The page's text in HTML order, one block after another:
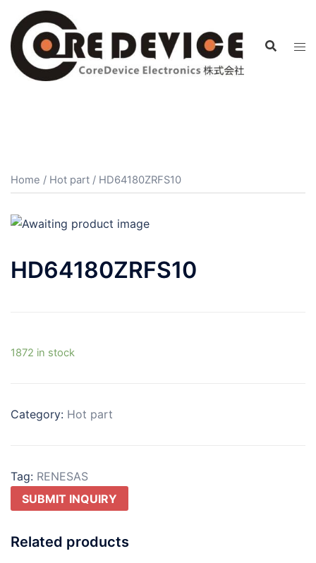
Home / Hot part / HD64180ZRFS10
HD64180ZRFS10
1872 in stock
Category: Hot part
Tag: RENESAS
SUBMIT INQUIRY
Related products